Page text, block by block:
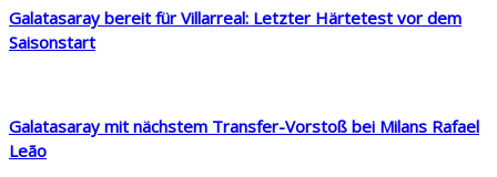
Galatasaray bereit für Villarreal: Letzter Härtetest vor dem
Saisonstart
Galatasaray mit nächstem Transfer-Vorstoß bei Milans Rafael
Leão